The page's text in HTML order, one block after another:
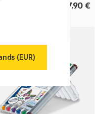
47.90 €
(EUR)